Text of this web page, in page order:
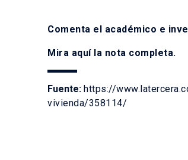
Comenta el académico e
Mira aquíla nota completa.
Fuente: https://
vivienda/358114/